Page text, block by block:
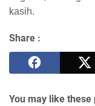
kasih.
Share :
You may like these